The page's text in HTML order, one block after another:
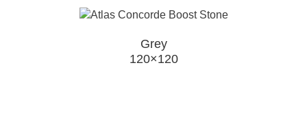
Grey
120×120